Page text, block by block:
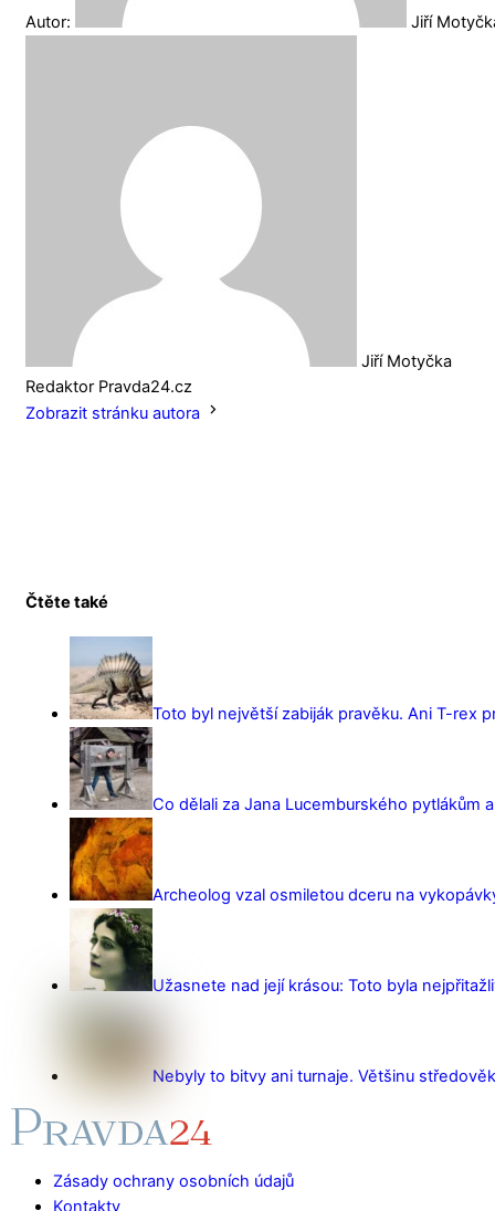
Autor: Jiří
Jiří Motyčka
Redaktor Pravda24.cz
Zobrazit stránku autora
Čtěte také
Toto byl největší zabiják pravěku. Ani T-rex
Co dělali za Jana Lucemburského pytlákům
Archeolog vzal osmiletou dceru na
Užasnete nad její krásou: Toto byla
Nebyly to bitvy ani turnaje. Většinu
Zásady ochrany osobních údajů
Kontakty